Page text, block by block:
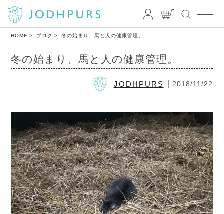
HOME ブログ 冬の始まり、馬と人の健康管理。
冬の始まり、馬と人の健康管理。
JODHPURS 2018/11/22